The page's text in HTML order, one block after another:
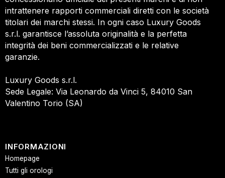
intrattenere rapporti commerciali diretti con le società
titolari dei marchi stessi. In ogni caso Luxury Goods
s.r.l. garantisce l’assoluta originalità e la perfetta
integrità dei beni commercializzati e le relative
garanzie.
Luxury Goods s.r.l.
Sede Legale: Via Leonardo da Vinci 5, 84010 San
Valentino Torio (SA)
INFORMAZIONI
Homepage
Tutti gli orologi